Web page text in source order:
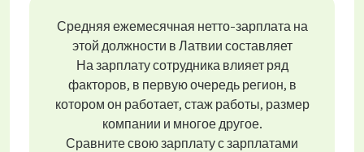
Средняя ежемесячная нетто-зарплата на
этой должности в Латвии составляет
На зарплату сотрудника влияет ряд
факторов, в первую очередь регион, в
котором он работает, стаж работы, размер
компании и многое другое.
Сравните свою зарплату с зарплатами